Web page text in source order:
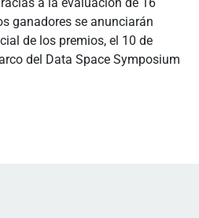
ganadores se anunciarán
de los premios, el 10 de
del Data Space Symposium